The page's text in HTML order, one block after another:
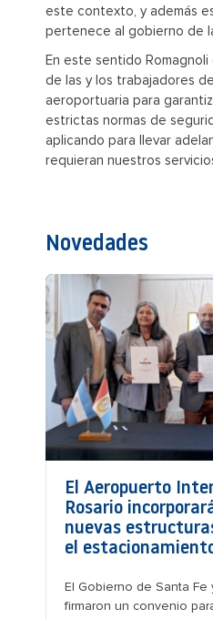
este contexto, y además
pertenece al gobierno de
En este sentido
de las y los trabajadores
aeroportuaria para
estrictas normas de
aplicando para llevar
requieran nuestros
Novedades
El Aeropuerto
Rosario
nuevas
el
El Gobierno de Santa Fe
firmaron un convenio